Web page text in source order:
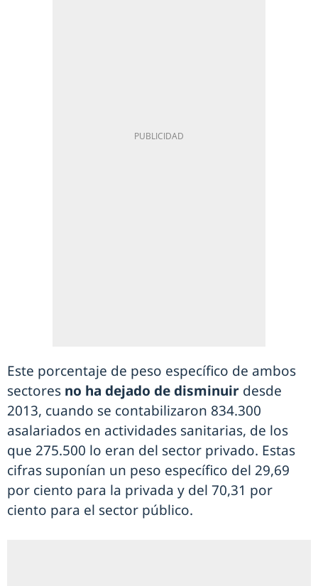
Este porcentaje de peso específico de ambos
sectores no ha dejado de disminuir desde
2013, cuando se contabilizaron 834.300
asalariados en actividades sanitarias, de los
que 275.500 lo eran del sector privado. Estas
cifras suponían un peso específico del 29,69
por ciento para la privada y del 70,31 por
ciento para el sector público.